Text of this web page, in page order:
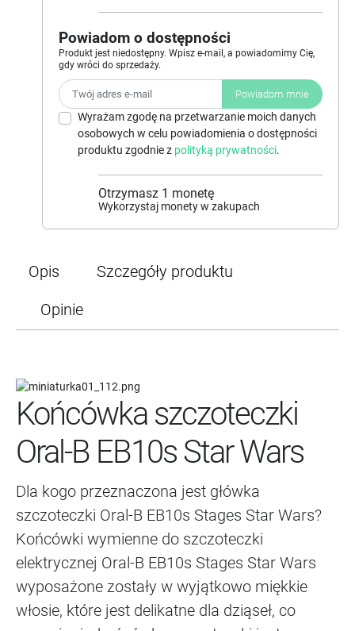
Powiadom o dostępności
Produkt jest niedostępny. Wpisz e-mail, a powiadomimy Cię,
gdy wróci do sprzedaży.
Powiadom mnie
Wyrażam zgodę na przetwarzanie moich danych
osobowych w celu powiadomienia o dostępności
produktu zgodnie z polityką prywatności.
Otrzymasz 1 monetę
Wykorzystaj monety w zakupach
Opis
Szczegóły produktu
Opinie
Końcówka szczoteczki
Oral-B EB10s Star Wars
Dla kogo przeznaczona jest główka
szczoteczki Oral-B EB10s Stages Star Wars?
Końcówki wymienne do szczoteczki
elektrycznej Oral-B EB10s Stages Star Wars
wyposażone zostały w wyjątkowo miękkie
włosie, które jest delikatne dla dziąseł, co